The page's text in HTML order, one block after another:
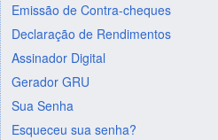
Emissão de Contra-cheques
Declaração de Rendimentos
Assinador Digital
Gerador GRU
Sua Senha
Esqueceu sua senha?